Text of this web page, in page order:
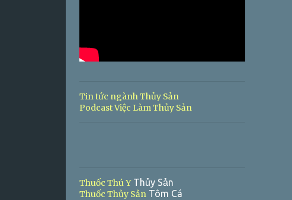
Tin tức ngành Thủy Sản
Podcast Việc Làm Thủy Sản
Thuốc Thú YThủy Sản
Thuốc Thủy Sản Tôm Cá